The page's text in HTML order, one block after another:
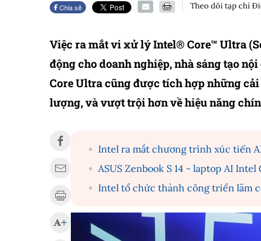
Chia sẻ Theo dõi tạp chí
Việc ra mắt vi xử lý Intel® Core™ Ultra
động cho doanh nghiệp, nhà sáng tạo
Core Ultra cũng được tích hợp những
lượng, và vượt trội hơn về hiệu năng
Intel ra mắt chương trình xúc tiến
ASUS Zenbook S 14 - laptop AI
Intel tổ chức thành công triển lãm